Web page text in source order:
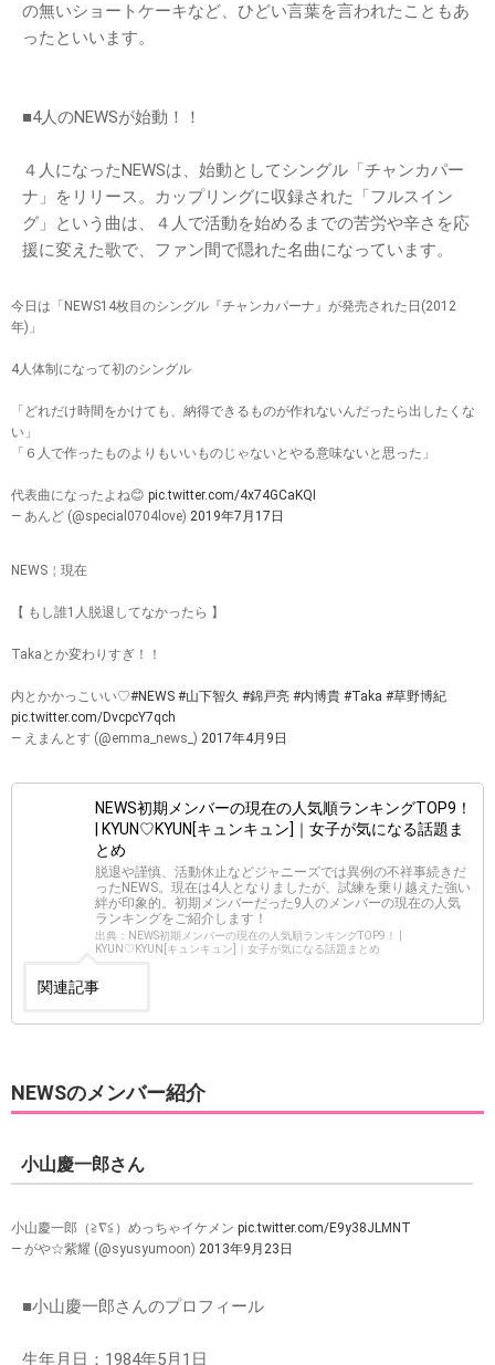
の無いショートケーキなど、ひどい言葉を言われたこともあ
ったといいます。
■4人のNEWSが始動！！
４人になったNEWSは、始動としてシングル「チャンカパー
ナ」をリリース。カップリングに収録された「フルスイン
グ」という曲は、４人で活動を始めるまでの苦労や辛さを応
援に変えた歌で、ファン間で隠れた名曲になっています。
今日は「NEWS14枚目のシングル『チャンカパーナ』が発売された日(2012
年)」
4人体制になって初のシングル
「どれだけ時間をかけても、納得できるものが作れないんだったら出したくな
い」
「６人で作ったものよりもいいものじゃないとやる意味ないと思った」
代表曲になったよね😊 pic.twitter.com/4x74GCaKQI
— あんど (@special0704love) 2019年7月17日
NEWS￤現在
【 もし誰1人脱退してなかったら 】
Takaとか変わりすぎ！！
内とかかっこいい♡#NEWS #山下智久 #錦戸亮 #内博貴 #Taka #草野博紀
pic.twitter.com/DvcpcY7qch
— えまんとす (@emma_news_) 2017年4月9日
NEWS初期メンバーの現在の人気順ランキングTOP9！
| KYUN♡KYUN[キュンキュン]｜女子が気になる話題ま
とめ
脱退や謹慎、活動休止などジャニーズでは異例の不祥事続きだ
ったNEWS。現在は4人となりましたが、試練を乗り越えた強い
絆が印象的。初期メンバーだった9人のメンバーの現在の人気
ランキングをご紹介します！
出典：NEWS初期メンバーの現在の人気順ランキングTOP9！ |
KYUN♡KYUN[キュンキュン]｜女子が気になる話題まとめ
関連記事
NEWSのメンバー紹介
小山慶一郎さん
小山慶一郎（≧∇≦）めっちゃイケメン pic.twitter.com/E9y38JLMNT
— がや☆紫耀 (@syusyumoon) 2013年9月23日
■小山慶一郎さんのプロフィール
生年月日：1984年5月1日